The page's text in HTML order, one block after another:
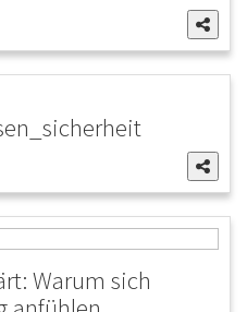
Warum sich